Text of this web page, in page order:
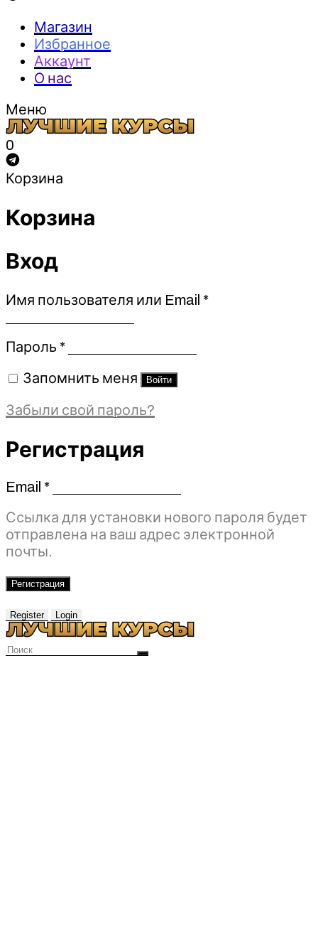
Магазин
Избранное
Аккаунт
О нас
Меню
0
Корзина
Корзина
Вход
Имя пользователя или Email *Обязательно
Пароль *Обязательно
Запомнить меня Войти
Забыли свой пароль?
Регистрация
Email *Обязательно
Ссылка для установки нового пароля будет
отправлена ​​на ваш адрес электронной
почты.
Регистрация
Register Login